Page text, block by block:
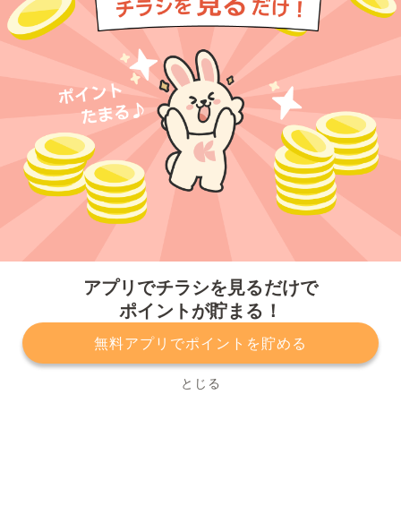
アプリでチラシを見るだけで
ポイントが貯まる！
無料アプリでポイントを貯める
とじる
プライバシーポリシー 利用規約
運営会社
サービスに関してのお問い合わせ